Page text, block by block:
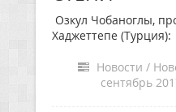
Озкул Чобаноглы,
Хаджеттепе (Турция):
Новости /
сентябрь